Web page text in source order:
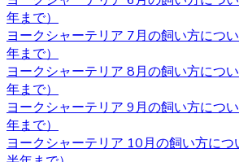
気軽にお問い合わせください。初めて
をお迎えするお客様も、安心してご利
購入の際は、是非お問い合わせ下さい
2020.11.06
ワンちゃんを購入する際、男の子と女
りますが、繁殖を考えていないようで
わりを持つ必要もないでしょう。 それ
年まで）
ヨークシャーテリア 7月の飼い方につ
年まで）
ヨークシャーテリア 8月の飼い方につ
年まで）
ヨークシャーテリア 9月の飼い方につ
年まで）
ヨークシャーテリア 10月の飼い方に